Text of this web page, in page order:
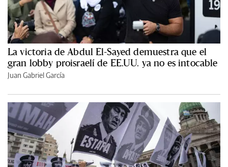
La victoria de Abdul El-Sayed demuestra que el
gran lobby proisraelí de EE.UU. ya no es intocable
Juan Gabriel García